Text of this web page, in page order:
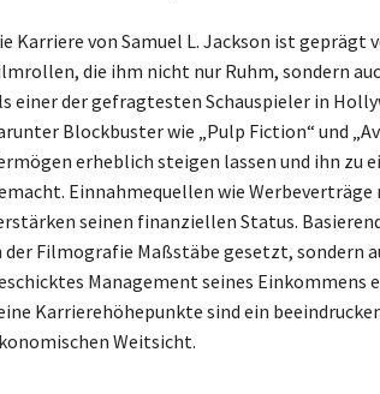
Karriere von Samuel L. Jackson ist
die ihm nicht nur Ruhm, sondern
einer der gefragtesten Schauspieler in
Blockbuster wie „Pulp Fiction“ und
erheblich steigen lassen und ihn zu
Einnahmequellen wie
seinen finanziellen Status.
der Filmografie Maßstäbe gesetzt, sondern
Management seines
Karrierehöhepunkte sind ein
Weitsicht.